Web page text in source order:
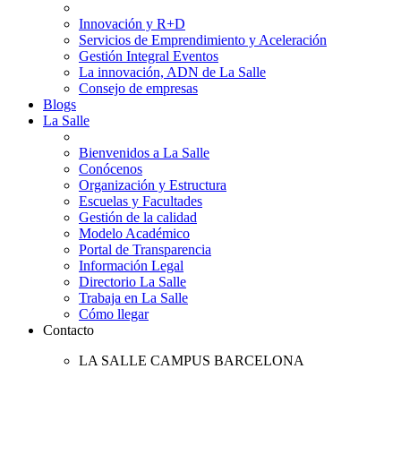
Innovación y R+D
Servicios de Emprendimiento y Aceleración
Gestión Integral Eventos
La innovación, ADN de La Salle
Consejo de empresas
Blogs
La Salle
Bienvenidos a La Salle
Conócenos
Organización y Estructura
Escuelas y Facultades
Gestión de la calidad
Modelo Académico
Portal de Transparencia
Información Legal
Directorio La Salle
Trabaja en La Salle
Cómo llegar
Contacto
LA SALLE CAMPUS BARCELONA